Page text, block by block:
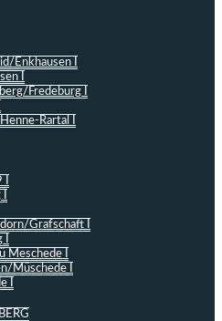
Enkhausen I
I
Fredeburg I
Rartal I
Grafschaft I
Meschede I
Müschede I
I